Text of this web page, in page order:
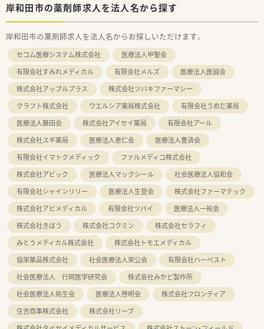
岸和田市の薬剤師求人を法人名から探す
岸和田市の薬剤師求人を法人名からお探しいただけます。
セコム医療システム株式会社
医療法人甲聖会
有限会社すみれメディカル
有限会社メルズ
医療法人医誠会
株式会社アップルプラス
株式会社ツバキファーマシー
クラフト株式会社
ウエルシア薬局株式会社
有限会社うめだ薬局
医療法人藤田会
株式会社アイセイ薬局
有限会社アール
株式会社スギ薬局
医療法人恵仁会
医療法人豊済会
有限会社イマトクメディック
ファルメディコ株式会社
株式会社アビック
医療法人マックシール
社会医療法人協和会
有限会社シャインリリー
医療法人生登会
株式会社ファーマテック
株式会社アビメディカル
有限会社ツバイ
医療法人一祐会
株式会社きぼう
株式会社コクミン
株式会社セラフィ
みとうメディカル株式会社
株式会社トモエメディカル
協栄薬品株式会社
社会医療法人栄公会
有限会社ハーベスト
社会医療法人 行岡医学研究会
株式会社みかど製作所
社会医療法人祐生会
医療法人啓明会
株式会社フロンティア
住吉商事株式会社
株式会社リープ